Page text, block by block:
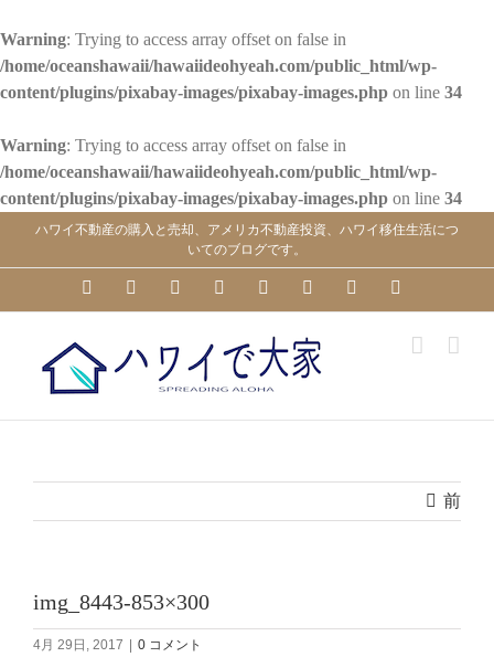
Warning: Trying to access array offset on false in
/home/oceanshawaii/hawaiideohyeah.com/public_html/wp-
content/plugins/pixabay-images/pixabay-images.php on line 34
Warning: Trying to access array offset on false in
/home/oceanshawaii/hawaiideohyeah.com/public_html/wp-
content/plugins/pixabay-images/pixabay-images.php on line 34
ハワイ不動産の購入と売却、アメリカ不動産投資、ハワイ移住生活につ
いてのブログです。
YouTubeFacebookInstagramLinkedInSkype PinterestTumblr
前
img_8443-853×300
4月 29日, 2017 0 コメント